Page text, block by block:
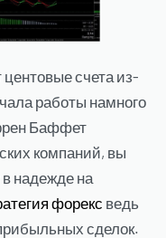
счета из-
работы намного
Баффет
компаний, вы
надежде на
форекс ведь
сделок.